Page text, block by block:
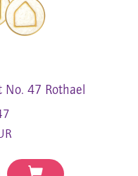
No. 47 Rothael